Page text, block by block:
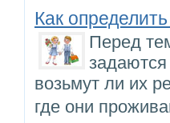
Как
Перед
возьмут ли их
где они